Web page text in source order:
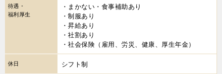
待遇・
福利厚生
・まかない・食事補助あり
・制服あり
・昇給あり
・社割あり
・社会保険（雇用、労災、健康、厚生年金）
休日 シフト制